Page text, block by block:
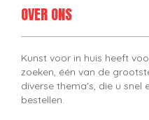
OVER ONS
Kunst voor in huis heeft
zoeken, één van de
diverse thema's, die u snel
bestellen.